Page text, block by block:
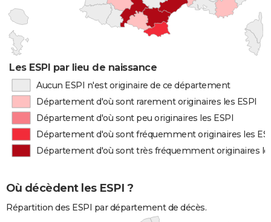
Les ESPI par lieu de naissance
Aucun ESPI n'est originaire de ce département
Département d'où sont rarement originaires les ESPI
Département d'où sont peu originaires les ESPI
Département d'où sont fréquemment originaires les
Département d'où sont très fréquemment originaires
Où décèdent les ESPI ?
Répartition des ESPI par département de décès.